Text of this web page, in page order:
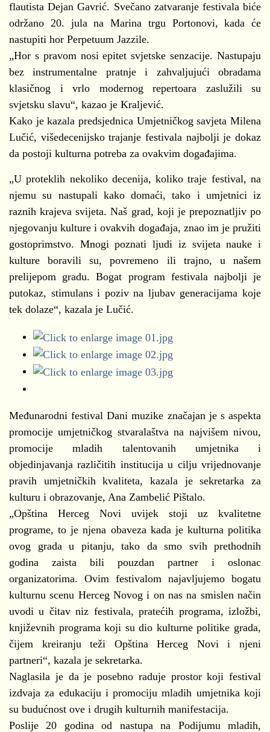
flautista Dejan Gavrić. Svečano zatvaranje festivala biće
održano 20. jula na Marina trgu Portonovi, kada će
nastupiti hor Perpetuum Jazzile.
„Hor s pravom nosi epitet svjetske senzacije. Nastupaju
bez instrumentalne pratnje i zahvaljujući obradama
klasičnog i vrlo modernog repertoara zaslužili su
svjetsku slavu“, kazao je Kraljević.
Kako je kazala predsjednica Umjetničkog savjeta Milena
Lučić, višedecenijsko trajanje festivala najbolji je dokaz
da postoji kulturna potreba za ovakvim događajima.
„U proteklih nekoliko decenija, koliko traje festival, na
njemu su nastupali kako domaći, tako i umjetnici iz
raznih krajeva svijeta. Naš grad, koji je prepoznatljiv po
njegovanju kulture i ovakvih događaja, znao im je pružiti
gostoprimstvo. Mnogi poznati ljudi iz svijeta nauke i
kulture boravili su, povremeno ili trajno, u našem
prelijepom gradu. Bogat program festivala najbolji je
putokaz, stimulans i poziv na ljubav generacijama koje
tek dolaze“, kazala je Lučić.
Međunarodni festival Dani muzike značajan je s aspekta
promocije umjetničkog stvaralaštva na najvišem nivou,
promocije mladih talentovanih umjetnika i
objedinjavanja različitih institucija u cilju vrijednovanje
pravih umjetničkih kvaliteta, kazala je sekretarka za
kulturu i obrazovanje, Ana Zambelić Pištalo.
„Opština Herceg Novi uvijek stoji uz kvalitetne
programe, to je njena obaveza kada je kulturna politika
ovog grada u pitanju, tako da smo svih prethodnih
godina zaista bili pouzdan partner i oslonac
organizatorima. Ovim festivalom najavljujemo bogatu
kulturnu scenu Herceg Novog i on nas na smislen način
uvodi u čitav niz festivala, pratećih programa, izložbi,
književnih programa koji su dio kulturne politike grada,
čijem kreiranju teži Opština Herceg Novi i njeni
partneri“, kazala je sekretarka.
Naglasila je da je posebno raduje prostor koji festival
izdvaja za edukaciju i promociju mladih umjetnika koji
su budućnost ove i drugih kulturnih manifestacija.
Poslije 20 godina od nastupa na Podijumu mladih,